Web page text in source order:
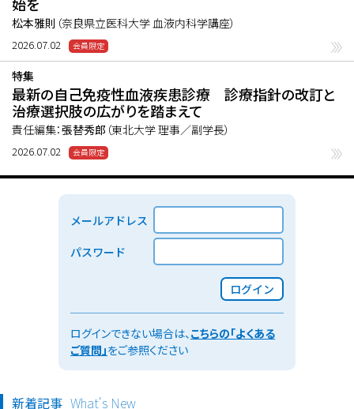
松本雅則 （奈良県立医科大学 血液内科学講座）
2026.07.02
特集
最新の自己免疫性血液疾患診療 診療指針の改訂と
治療選択肢の広がりを踏まえて
責任編集：張替秀郎 （東北大学 理事／副学長）
2026.07.02
メールアドレス
パスワード
ログイン
ログインできない場合は、こちらの「よくある
ご質問」をご参照ください
新着記事 What's New